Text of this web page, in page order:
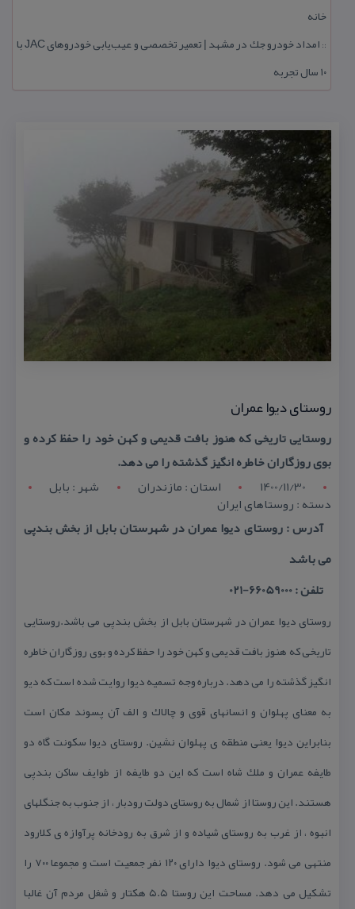
خانه
::
امداد خودرو جك در مشهد | تعمیر تخصصی و عیب‌یابی خودروهای JAC با
۱۰ سال تجربه
روستای دیوا عمران
روستایی تاریخی كه هنوز بافت قدیمی و كهن خود را حفظ كرده و
بوی روزگاران خاطره انگیز گذشته را می دهد.
1400/11/30
استان : مازندران شهر : بابل
دسته : روستاهای ایران
آدرس : روستای دیوا عمران در شهرستان بابل از بخش بندپی
می باشد
تلفن : 66059000-021
روستای دیوا عمران در شهرستان بابل از بخش بندپی می باشد.روستایی
تاریخی كه هنوز بافت قدیمی و كهن خود را حفظ كرده و بوی روزگاران خاطره
انگیز گذشته را می دهد. درباره وجه تسمیه دیوا روایت شده است كه دیو
به معنای پهلوان و انسانهای قوی و چالاك و الف آن پسوند مكان است
بنابراین دیوا یعنی منطقه ی پهلوان نشین. روستای دیوا سكونت گاه دو
طایفه عمران و ملك شاه است كه این دو طایفه از طوایف ساكن بندپی
هستند. این روستا از شمال به روستای دولت رودبار ، از جنوب به جنگلهای
انبوه ، از غرب به روستای شیاده و از شرق به رودخانه پرآوازه ی كلارود
منتهی می شود. روستای دیوا دارای ۱۲۰ نفر جمعیت است و مجموعا ۷۰۰ را
تشكیل می دهد. مساحت این روستا ۵.۵ هكتار و شغل مردم آن غالبا